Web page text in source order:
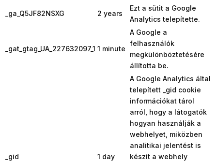
_ga_Q5JF82NSXG 2 years
Ezt a sütit a Google
Analytics telepítette.
_gat_gtag_UA_227632097_1 1 minute
A Google a
felhasználók
megkülönböztetésére
állította be.
_gid 1 day
A Google Analytics által
telepített _gid cookie
információkat tárol
arról, hogy a látogatók
hogyan használják a
webhelyet, miközben
analitikai jelentést is
készít a webhely